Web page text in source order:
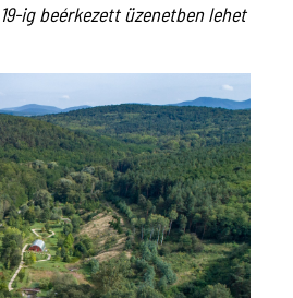
ig beérkezett üzenetben lehet